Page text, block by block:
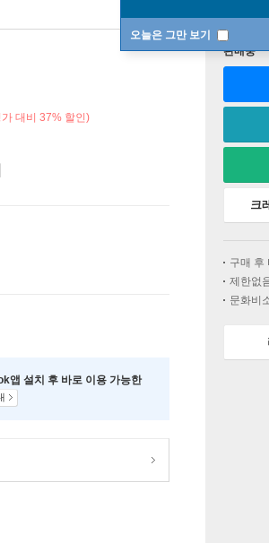
오늘은 그만 보기
대비 37% 할인)
앱 설치 후 바로 이용 가능한
판매중
크
구매 후
제한없
문화비